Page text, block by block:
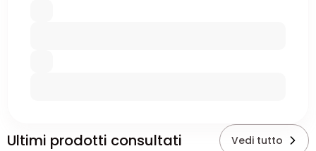
Ultimi prodotti consultati Vedi tutto